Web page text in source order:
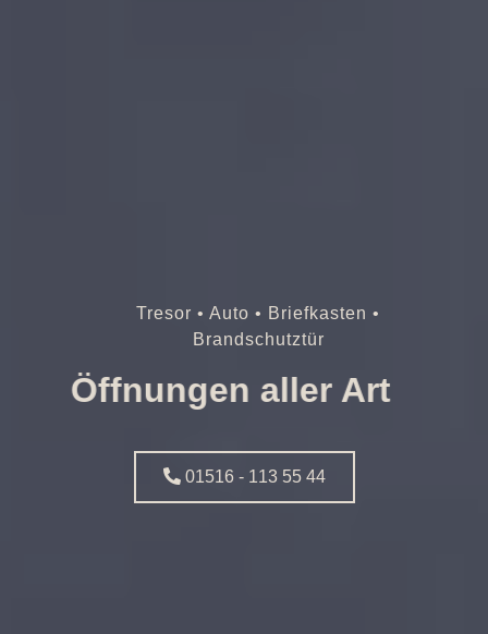
Tresor • Auto • Briefkasten •
Brandschutztür
Öffnungen aller Art
01516 - 113 55 44